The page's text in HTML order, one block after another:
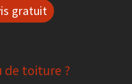
gratuit
de toiture ?